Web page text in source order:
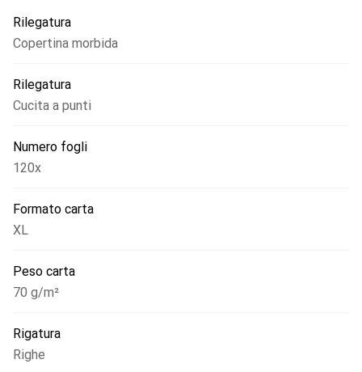
Rilegatura
Copertina morbida
Rilegatura
Cucita a punti
Numero fogli
120x
Formato carta
XL
Peso carta
70 g/m²
Rigatura
Righe